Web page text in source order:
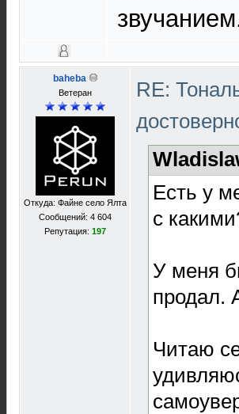
baheba
Ветеран
Откуда: Файне село Ялта
Сообщений: 4 604
Репутация: 197
RE:
Есть у
с
У меня
продал.
Читаю